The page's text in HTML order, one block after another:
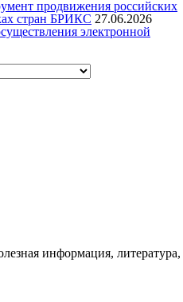
продвижения российских
стран БРИКС 27.06.2026
электронной
информация, литература,